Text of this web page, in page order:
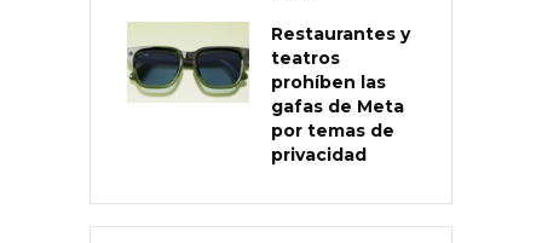
Restaurantes y
teatros
prohíben las
gafas de Meta
por temas de
privacidad